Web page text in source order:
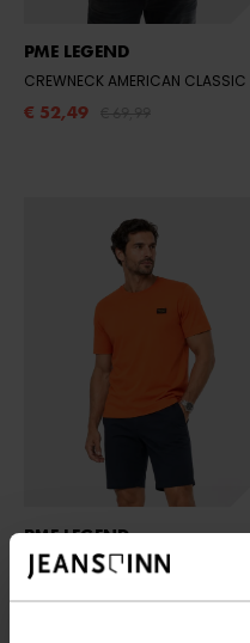
PME LEGEND
€ 52,49
PME LEGEND
€ 22,49 € 29,99